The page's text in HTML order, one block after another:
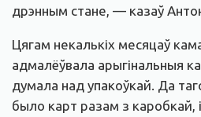
дрэнным стане, — казаў
Цягам некалькіх месяцаў
адмалёўвала арыгінальныя
думала над упакоўкай. Да
было карт разам з каробкай,